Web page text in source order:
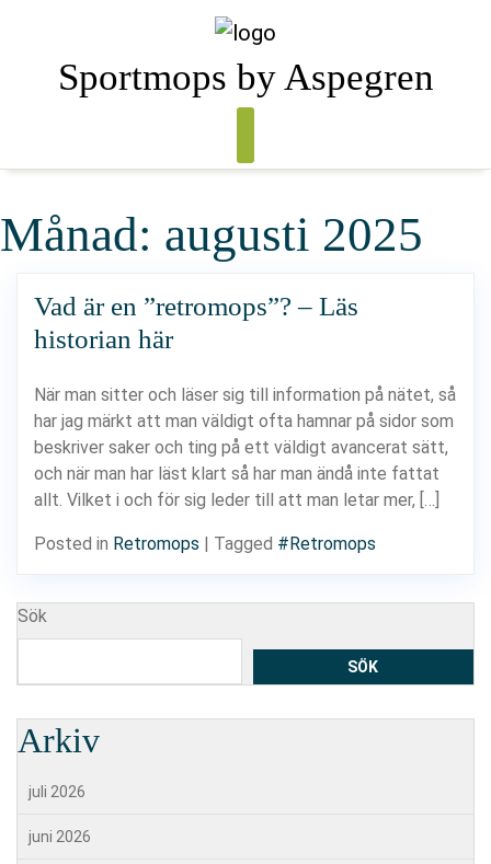
contentSportmops by Aspegren
Månad: augusti 2025
Vad är en ”retromops”? – Läs
historian här
När man sitter och läser sig till information på nätet, så
har jag märkt att man väldigt ofta hamnar på sidor som
beskriver saker och ting på ett väldigt avancerat sätt,
och när man har läst klart så har man ändå inte fattat
allt. Vilket i och för sig leder till att man letar mer, […]
Posted in Retromops | Tagged #Retromops
Sök
SÖK
Arkiv
juli 2026
juni 2026